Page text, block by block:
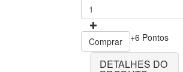
Comprar +6 Pontos
DETALHES DO